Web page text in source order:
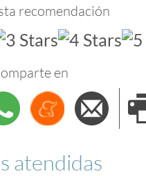
recomendación
en
WhatsappMenéame
atendidas